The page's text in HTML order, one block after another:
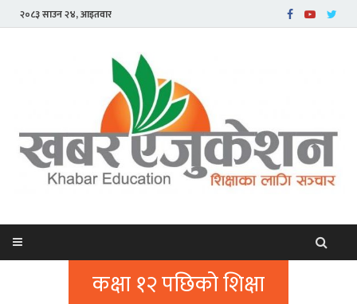
२०८३ साउन २४, आइतवार
कक्षा १२ पछिको शिक्षा